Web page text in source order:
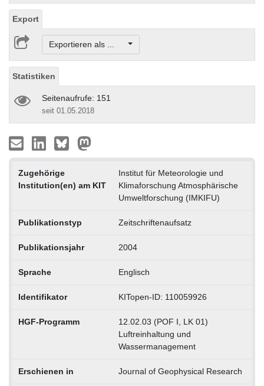
Export
Exportieren als ...
Statistiken
Seitenaufrufe: 151
seit 01.05.2018
Zugehörige
Institution(en) am KIT
Institut für Meteorologie und
Klimaforschung Atmosphärische
Umweltforschung (IMKIFU)
Publikationstyp Zeitschriftenaufsatz
Publikationsjahr 2004
Sprache Englisch
Identifikator KITopen-ID: 110059926
HGF-Programm
12.02.03 (POF I, LK 01)
Luftreinhaltung und
Wassermanagement
Erschienen in Journal of Geophysical Research